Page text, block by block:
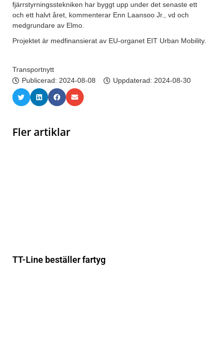
fjärrstyrningsstekniken har byggt upp under det senaste ett
och ett halvt året, kommenterar Enn Laansoo Jr., vd och
medgrundare av Elmo.
Projektet är medfinansierat av EU-organet EIT Urban Mobility.
Transportnytt
Publicerad: 2024-08-08 Uppdaterad: 2024-08-30
Fler artiklar
TT-Line beställer fartyg